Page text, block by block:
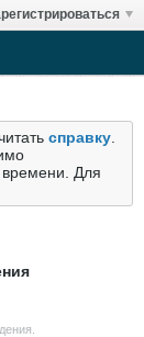
справку
времени. Для